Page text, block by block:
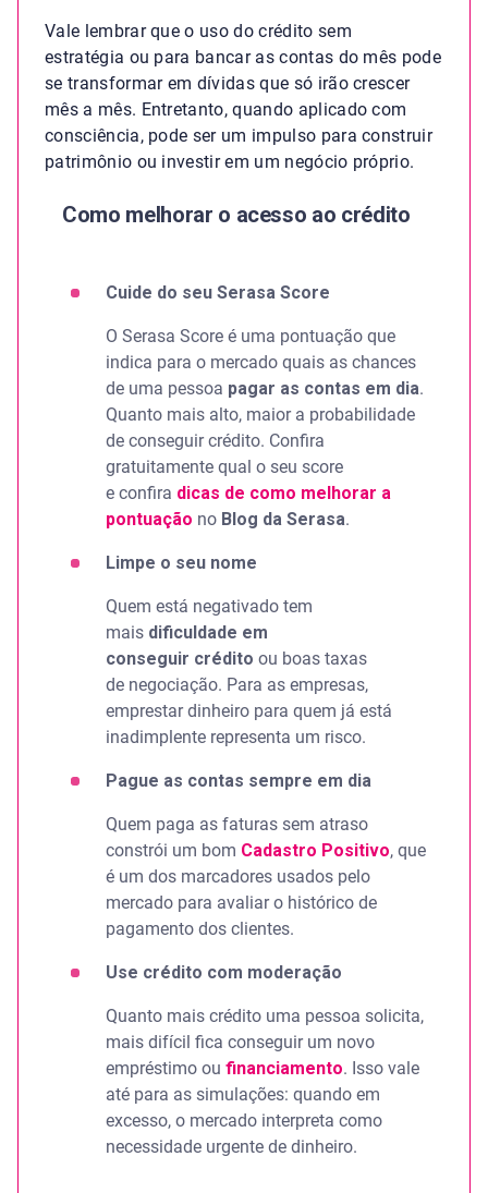
Vale lembrar que o uso do crédito sem
estratégia ou para bancar as contas do mês pode
se transformar em dívidas que só irão crescer
mês a mês. Entretanto, quando aplicado com
consciência, pode ser um impulso para construir
patrimônio ou investir em um negócio próprio.
Como melhorar o acesso ao crédito
Cuide do seu Serasa Score
O Serasa Score é uma pontuação que
indica para o mercado quais as chances
de uma pessoa pagar as contas em dia.
Quanto mais alto, maior a probabilidade
de conseguir crédito. Confira
gratuitamente qual o seu score
e confira dicas de como melhorar a
pontuação no Blog da Serasa.
Limpe o seu nome
Quem está negativado tem
mais dificuldade em
conseguir crédito ou boas taxas
de negociação. Para as empresas,
emprestar dinheiro para quem já está
inadimplente representa um risco.
Pague as contas sempre em dia
Quem paga as faturas sem atraso
constrói um bom Cadastro Positivo, que
é um dos marcadores usados pelo
mercado para avaliar o histórico de
pagamento dos clientes.
Use crédito com moderação
Quanto mais crédito uma pessoa solicita,
mais difícil fica conseguir um novo
empréstimo ou financiamento. Isso vale
até para as simulações: quando em
excesso, o mercado interpreta como
necessidade urgente de dinheiro.